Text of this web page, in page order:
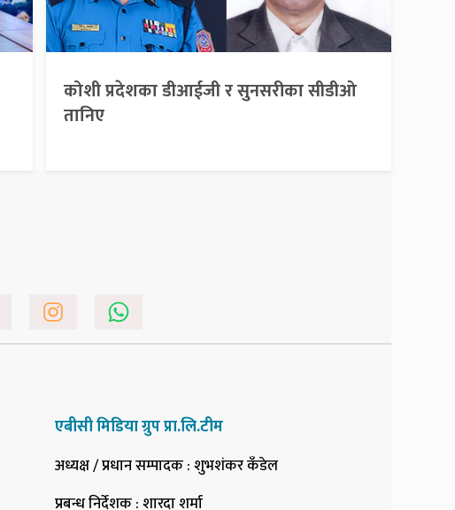
कोशी प्रदेशका डीआईजी र सुनसरीका सीडीओ
तानिए
एबीसी मिडिया ग्रुप प्रा.लि.टीम
अध्यक्ष / प्रधान सम्पादक: शुभशंकर कँडेल
प्रबन्ध निर्देशक: शारदा शर्मा